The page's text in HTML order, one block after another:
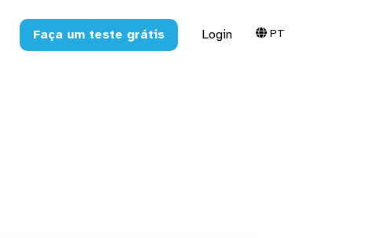
Faça um teste grátis Login PT